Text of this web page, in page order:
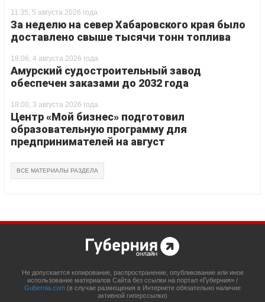
11:35, 5 августа 2026 года
За неделю на север Хабаровского края было
доставлено свыше тысячи тонн топлива
18:06, 4 августа 2026 года
Амурский судостроительный завод
обеспечен заказами до 2032 года
18:00, 3 августа 2026 года
Центр «Мой бизнес» подготовил
образовательную программу для
предпринимателей на август
ВСЕ МАТЕРИАЛЫ РАЗДЕЛА
Не допускается копирование, распространение, опубликование или иное
использование материалов Сайта без ссылки на портал «Губерния» /
Gubernia.com (в случае размещения в Интернете обязательно наличие
активной гиперссылки)